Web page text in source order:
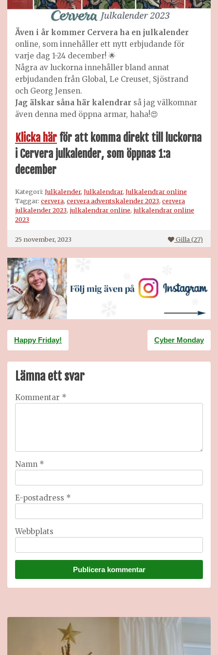
Även i år kommer Cervera ha en julkalender
online, som innehåller ett nytt erbjudande för
varje dag 1-24 december! 🌟
Några av luckorna innehåller bland annat
erbjudanden från Global, Le Creuset, Sjöstrand
och Georg Jensen.
Jag älskar såna här kalendrar så jag välkomnar
även denna med öppna armar, haha!😍
Klicka här för att komma direkt till luckorna
i Cervera julkalender, som öppnas 1:a
december
Kategori: Julkalender, Julkalendrar, Julkalendrar online
Taggar: cervera, cervera adventskalender 2023, cervera
julkalender 2023, julkalendrar online, julkalendrar online
2023
25 november, 2023 Gilla (27)
Inläggsnavigering
Happy Friday! Cyber Monday
Lämna ett svar
Kommentar *
Namn *
E-postadress *
Webbplats